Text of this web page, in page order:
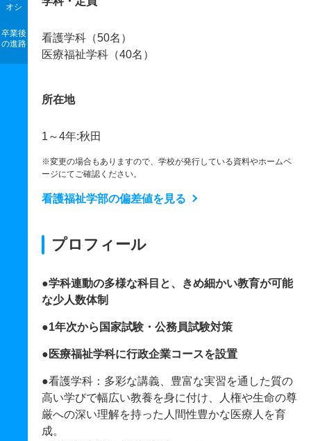
オシ
卒業後
の進路
看護学科（50名）
医療福祉学科（40名）
所在地
1～4年:秋田
※変更の場合もありますので、学校が発行している資料やホームペ
ージにてご確認ください。
看護福祉学部の偏差値を見る
プロフィール
●学科連動の多様な科目と、きめ細かい教育が可能
な少人数体制
●1年次から国家試験・公務員試験対策
●医療福祉学科に行政企業コースを設置
●看護学科：多彩な講義、豊富な実習を通した質の
高い学びで幅広い教養を身に付け、人権や生命の尊
厳への深い理解を持った人間性豊かな医療人を育
成。